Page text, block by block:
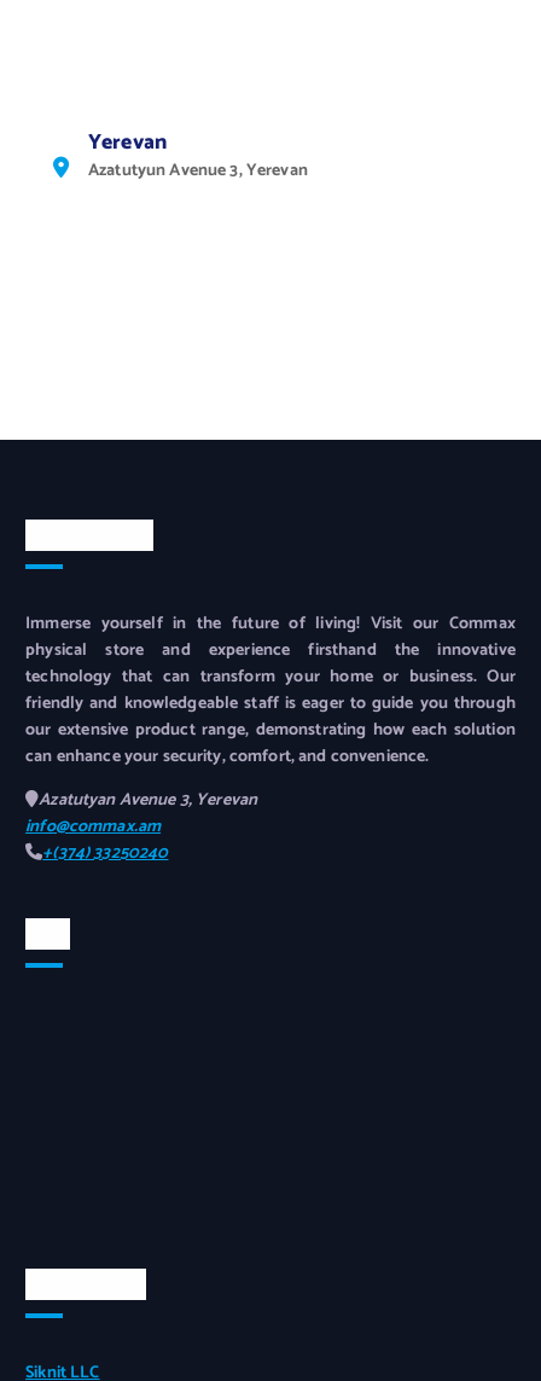
Yerevan
Azatutyun Avenue 3, Yerevan
Immerse yourself in the future of living! Visit our Commax
physical store and experience firsthand the innovative
technology that can transform your home or business. Our
friendly and knowledgeable staff is eager to guide you through
our extensive product range, demonstrating how each solution
can enhance your security, comfort, and convenience.
Azatutyan Avenue 3, Yerevan
info@commax.am
+(374) 33250240
Siknit LLC